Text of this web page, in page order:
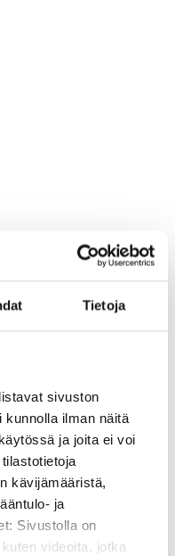
Tietoja
sivuston
ilman näitä
ja joita ei voi
kävijämääristä,
ja
Sivustolla on
videoita, jotka